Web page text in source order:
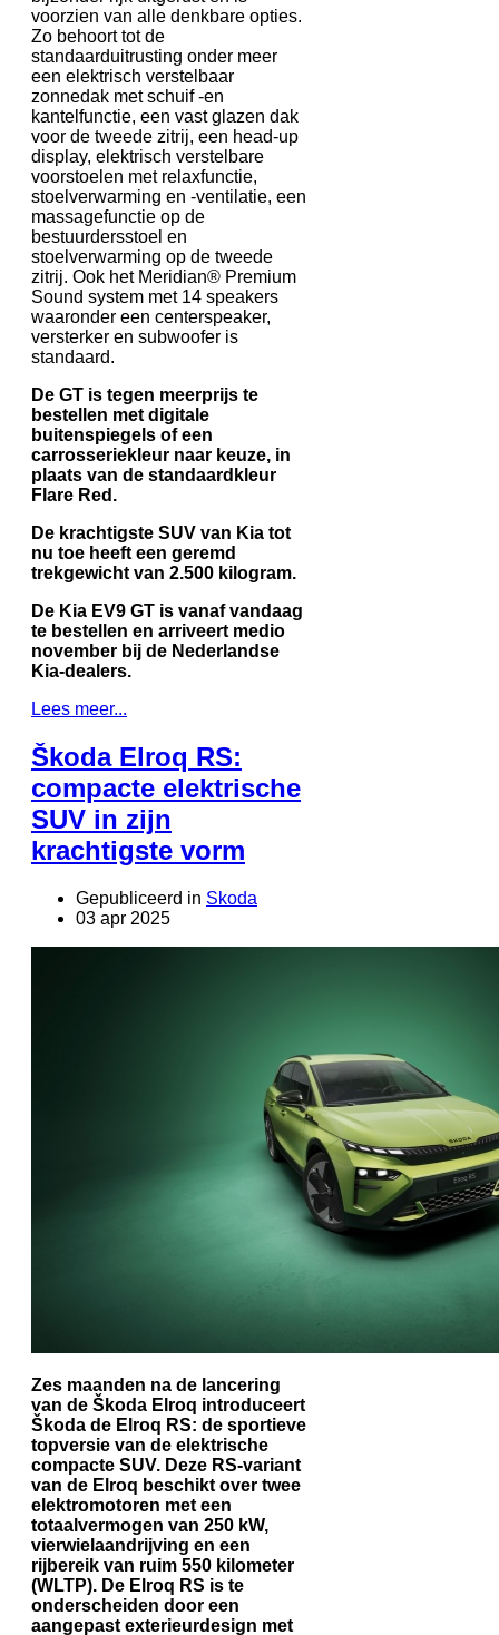
voorzien van alle denkbare opties.
Zo behoort tot de
standaarduitrusting onder meer
een elektrisch verstelbaar
zonnedak met schuif -en
kantelfunctie, een vast glazen dak
voor de tweede zitrij, een head-up
display, elektrisch verstelbare
voorstoelen met relaxfunctie,
stoelverwarming en -ventilatie, een
massagefunctie op de
bestuurdersstoel en
stoelverwarming op de tweede
zitrij. Ook het Meridian® Premium
Sound system met 14 speakers
waaronder een centerspeaker,
versterker en subwoofer is
standaard.
De GT is tegen meerprijs te
bestellen met digitale
buitenspiegels of een
carrosseriekleur naar keuze, in
plaats van de standaardkleur
Flare Red.
De krachtigste SUV van Kia tot
nu toe heeft een geremd
trekgewicht van 2.500 kilogram.
De Kia EV9 GT is vanaf vandaag
te bestellen en arriveert medio
november bij de Nederlandse
Kia-dealers.
Lees meer...
Škoda Elroq RS:
compacte elektrische
SUV in zijn
krachtigste vorm
Gepubliceerd in Skoda
03 apr 2025
Zes maanden na de lancering
van de Škoda Elroq introduceert
Škoda de Elroq RS: de sportieve
topversie van de elektrische
compacte SUV. Deze RS-variant
van de Elroq beschikt over twee
elektromotoren met een
totaalvermogen van 250 kW,
vierwielaandrijving en een
rijbereik van ruim 550 kilometer
(WLTP). De Elroq RS is te
onderscheiden door een
aangepast exterieurdesign met